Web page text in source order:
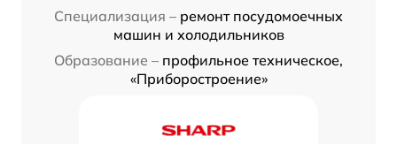
Специализация – ремонт посудомоечных
машин и холодильников
Образование – профильное техническое,
«Приборостроение»